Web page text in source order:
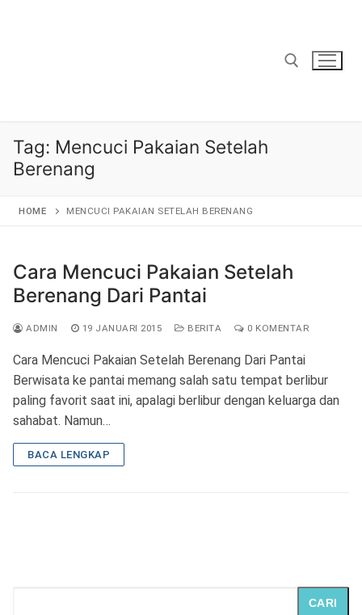
Tag: Mencuci Pakaian Setelah
Berenang
HOME MENCUCI PAKAIAN SETELAH BERENANG
Cara Mencuci Pakaian Setelah
Berenang Dari Pantai
ADMIN 19 JANUARI 2015 BERITA 0 KOMENTAR
Cara Mencuci Pakaian Setelah Berenang Dari Pantai
Berwisata ke pantai memang salah satu tempat berlibur
paling favorit saat ini, apalagi berlibur dengan keluarga dan
sahabat. Namun…
BACA LENGKAP
CARI